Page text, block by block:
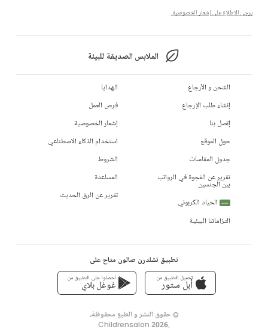
يرجى الاطلاع على إشعار الخصوصية.
الملابس الصديقة للبيئة
الشحن و الأرجاع
إنشاء طلب الإرجاع
إتصل بنا
حول الموقع
جدول المقاسات
تقرير عن الفجوة في الرواتب
بين الجنسين
جديد
الحياد الكربوني
التزاماتنا البيئية
الهدايا
فرص العمل
إشعار الخصوصية
استخدام الذكاء الاصطناعي
الشروط
المساعدة
تقرير عن الرق الحديث
تطبيق تشلدرن صالون متاح على
تحميل التطبيق من
أبل ستور
احصلوا على التطبيق من
غوغل بلاي
© حقوق النشر و الطبع محفوظة،
,
Childrensalon 2026